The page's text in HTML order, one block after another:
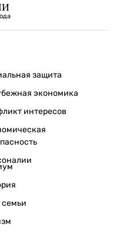
защита
экономика
интересов
семьи